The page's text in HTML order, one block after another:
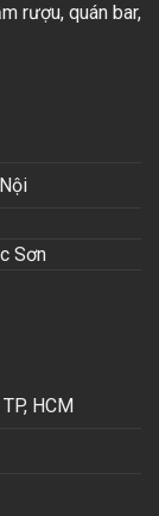
rượu, quán bar,
Sơn
HCM